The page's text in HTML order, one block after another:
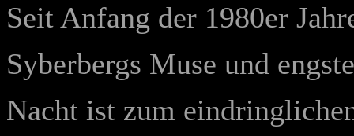
Seit Anfang der 1980er
Syberbergs Muse und
Nacht ist zum